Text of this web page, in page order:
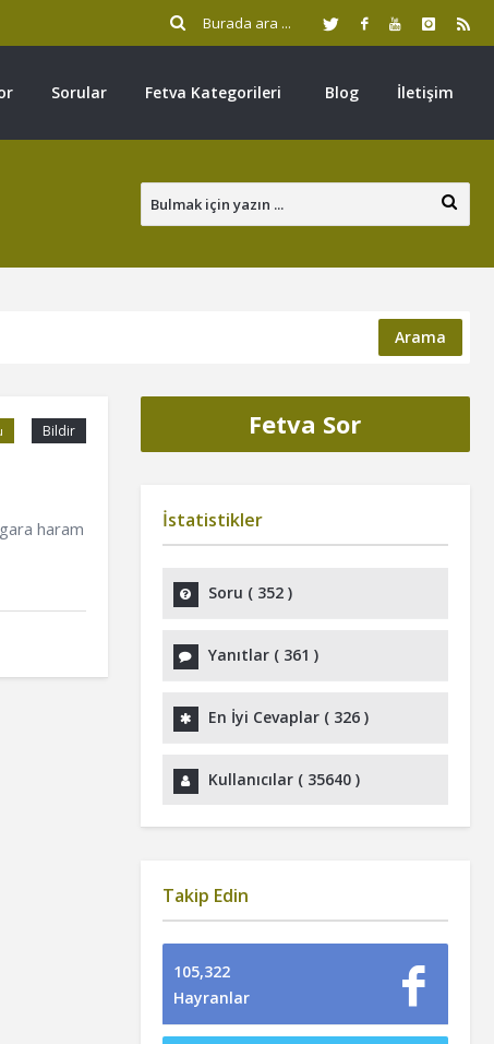
Sorular Fetva Kategorileri Blog İletişim
Arama
Bildir
haram
Fetva Sor
İstatistikler
Soru ( 352)
Yanıtlar ( 361 )
En İyi Cevaplar ( 326)
Kullanıcılar ( 35640)
Takip Edin
105,322
Hayranlar